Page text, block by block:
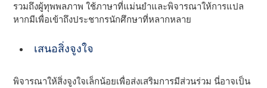
รวมถึงผู้ทุพพลภาพ ใช้ภาษาที่แม่นยําและพิจารณาให้การแปล
หากมีเพื่อเข้าถึงประชากรนักศึกษาที่หลากหลาย
เสนอสิ่งจูงใจ
พิจารณาให้สิ่งจูงใจเล็กน้อยเพื่อส่งเสริมการมีส่วนร่วม นี่อาจเป็น